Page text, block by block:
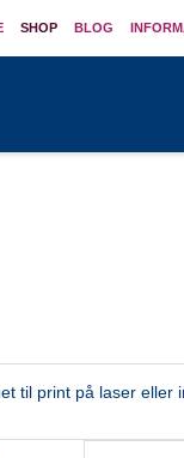
SHOP BLOG
til print på laser eller